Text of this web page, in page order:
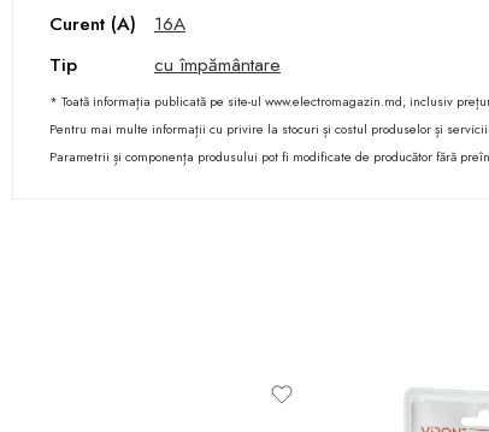
Curent (A)
16A
Tip
cu împământare
* Toată informația publicată pe site-ul www.electromagazin.md, inclusiv
Pentru mai multe informații cu privire la stocuri și costul produselor și
Parametrii și componența produsului pot fi modificate de producător fără